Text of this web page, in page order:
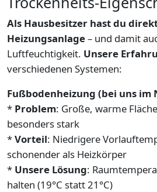
Als Hausbesitzer hast du
Heizungsanlage– und damit
Luftfeuchtigkeit. Unsere
verschiedenen Systemen:
Fußbodenheizung (bei uns im
* Problem: Große, warme
besonders stark
*Vorteil: Niedrigere
schonender als Heizkörper
* Unsere Lösung:
halten (19°C statt 21°C)